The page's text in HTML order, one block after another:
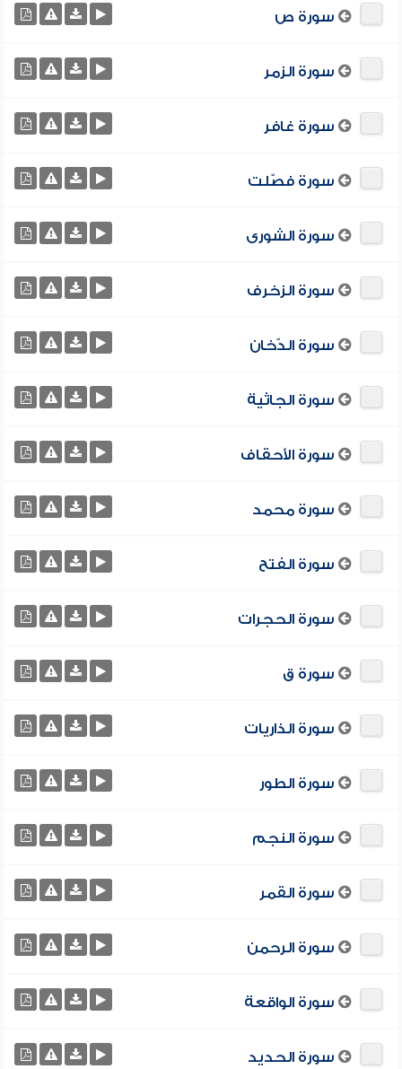
سورة ص
سورة الزمر
سورة غافر
سورة فصّلت
سورة الشورى
سورة الزخرف
سورة الدّخان
سورة الجاثية
سورة الأحقاف
سورة محمد
سورة الفتح
سورة الحجرات
سورة ق
سورة الذاريات
سورة الطور
سورة النجم
سورة القمر
سورة الرحمن
سورة الواقعة
سورة الحديد